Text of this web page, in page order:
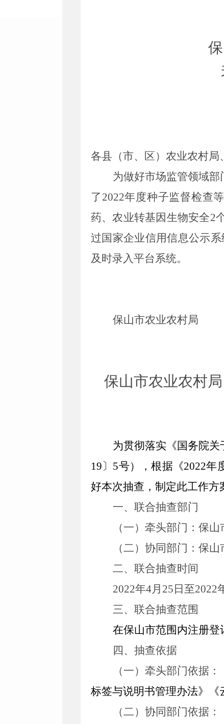
各县（市、区）农业农村局
为做好市场监管领域
了2022年度种子监督检查
药、农业转基因生物安全2
过国家企业信用信息公示
及时录入平台系统。
保山市农业农村局
保山市农业农村
为贯彻落实《国务院
19〕5号），根据《2022
好本次抽查，制定此工作方
一、联合抽查部门
（一）牵头部门： 保山
（二）协同部门： 保山
二、联合抽查时间
2022年4月25日至2022
三、联合抽查范围
在保山市范围内注册登
四、抽查依据
（一）牵头部门依据：
标签与说明书管理办法》
（二）协同部门依据：